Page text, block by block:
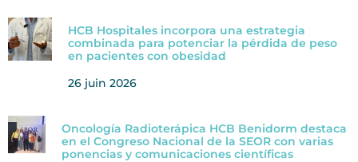
HCB Hospitales incorpora una estrategia
combinada para potenciar la pérdida de peso
en pacientes con obesidad
26 juin 2026
Oncología Radioterápica HCB Benidorm destaca
en el Congreso Nacional de la SEOR con varias
ponencias y comunicaciones científicas